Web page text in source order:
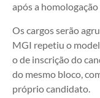
após a
Os cargos serão
MGI repetiu o
o de inscrição do
do mesmo bloco,
próprio candidato​.